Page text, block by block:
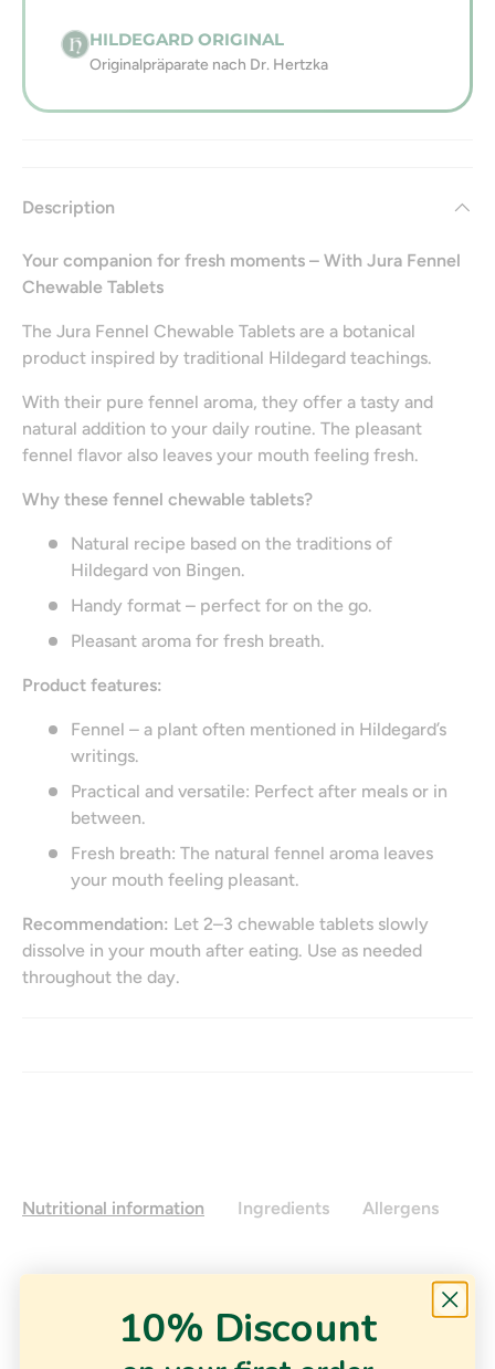
HILDEGARD ORIGINAL
Originalpräparate nach Dr. Hertzka
Description
Your companion for fresh moments – With Jura Fennel
Chewable Tablets
The Jura Fennel Chewable Tablets are a botanical
product inspired by traditional Hildegard teachings.
With their pure fennel aroma, they offer a tasty and
natural addition to your daily routine. The pleasant
fennel flavor also leaves your mouth feeling fresh.
Why these fennel chewable tablets?
Natural recipe based on the traditions of
Hildegard von Bingen.
Handy format – perfect for on the go.
Pleasant aroma for fresh breath.
Product features:
Fennel – a plant often mentioned in Hildegard’s
writings.
Practical and versatile: Perfect after meals or in
between.
Fresh breath: The natural fennel aroma leaves
your mouth feeling pleasant.
Recommendation: Let 2–3 chewable tablets slowly
dissolve in your mouth after eating. Use as needed
throughout the day.
Nutritional information Ingredients Allergens
10% Discount